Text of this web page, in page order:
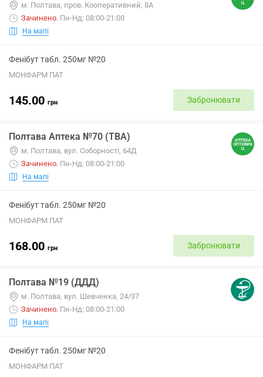
м. Полтава, пров. Кооперативний, 8А
Зачинено. Пн-Нд: 08:00-21:00
На мапі
Фенібут табл. 250мг №20
МОНФАРМ ПАТ
145.00 грн Забронювати
Полтава Аптека №70 (ТВА)
м. Полтава, вул. Соборності, 64Д
Зачинено. Пн-Нд: 08:00-21:00
На мапі
Фенібут табл. 250мг №20
МОНФАРМ ПАТ
168.00 грн Забронювати
Полтава №19 (ДДД)
м. Полтава, вул. Шевченка, 24/37
Зачинено. Пн-Нд: 08:00-21:00
На мапі
Фенібут табл. 250мг №20
МОНФАРМ ПАТ